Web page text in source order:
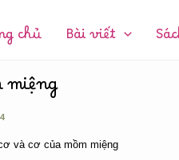
chủ Bài viết
miệng
và cơ của mồm miệng